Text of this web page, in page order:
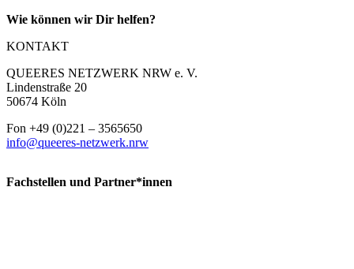
Wie können wir Dir helfen?
KONTAKT
QUEERES NETZWERK NRW e. V.
Lindenstraße 20
50674 Köln
Fon +49 (0)221 – 3565650
info@queeres-netzwerk.nrw
Fachstellen und Partner*innen